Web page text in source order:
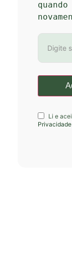
Li e
Privacidade